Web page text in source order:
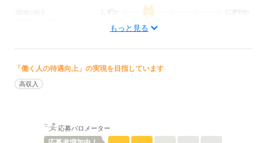
にぎやか
■賞与備考：規定による
■その他福利厚生：
入職後6ヶ月は有期雇用となり月給29.4万円
もっと見る
「働く人の待遇向上」の実現を目指しています
高収入
応募バロメーター